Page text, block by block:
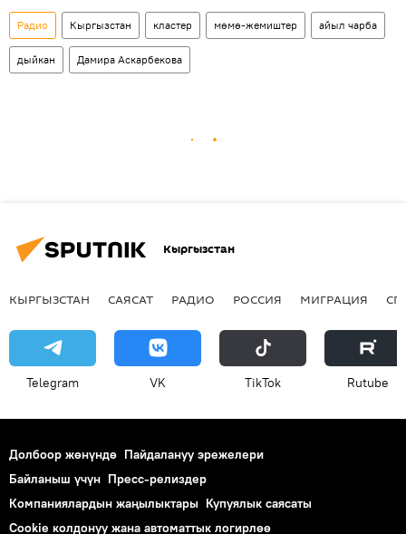
Радио Кыргызстан кластер мөмө-жемиштер айыл чарба
дыйкан Дамира Аскарбекова
Кыргызстан
КЫРГЫЗСТАН САЯСАТ РАДИО РОССИЯ МИГРАЦИЯ
Telegram VK ТikТоk Rutube
Долбоор жөнүндө Пайдалануу эрежелери
Байланыш үчүн Пресс-релиздер
Компаниялардын жаңылыктары Купуялык саясаты
Cookie колдонуу жана автоматтык логирлөө